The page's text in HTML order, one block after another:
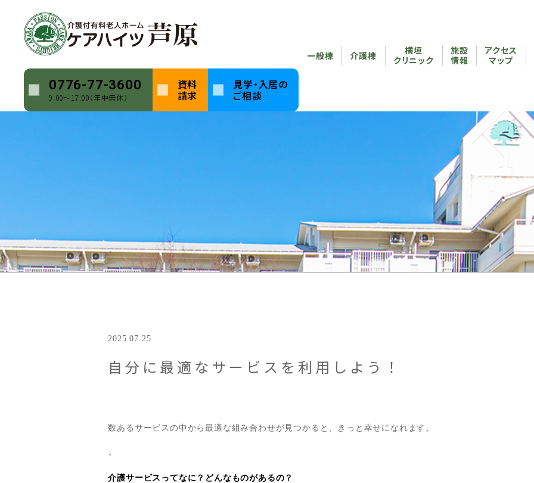
0776-77-3600
9:00〜17:00（年中無休）
資料
請求
見学・入居の
ご相談
一般棟 介護棟
横垣
クリニック
施設
情報
アクセス
マップ
ホーム 新着情報 自分に最適なサービスを利用しよう！
2025.07.25
自分に最適なサービスを利用しよう！
数あるサービスの中から最適な組み合わせが見つかると、きっと幸せになれます。
↓
介護サービスってなに？どんなものがあるの？